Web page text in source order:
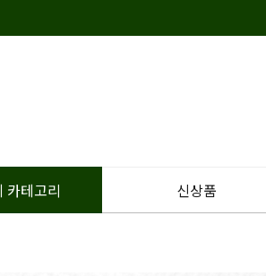
카테고리 신상품